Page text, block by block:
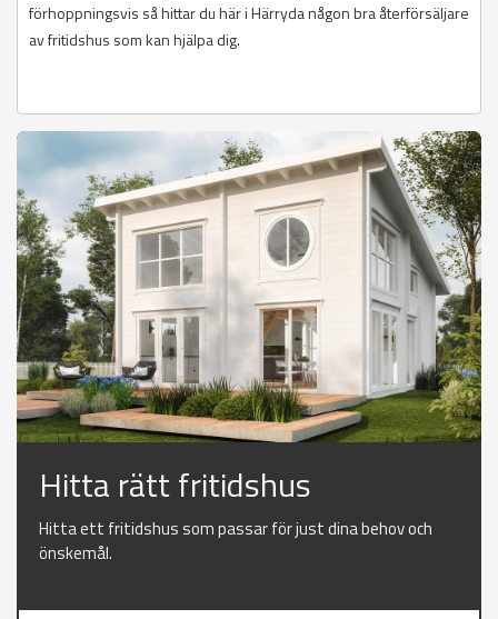
förhoppningsvis så hittar du här i Härryda någon bra återförsäljare
av fritidshus som kan hjälpa dig.
Hitta rätt fritidshus
Hitta ett fritidshus som passar för just dina behov och
önskemål.